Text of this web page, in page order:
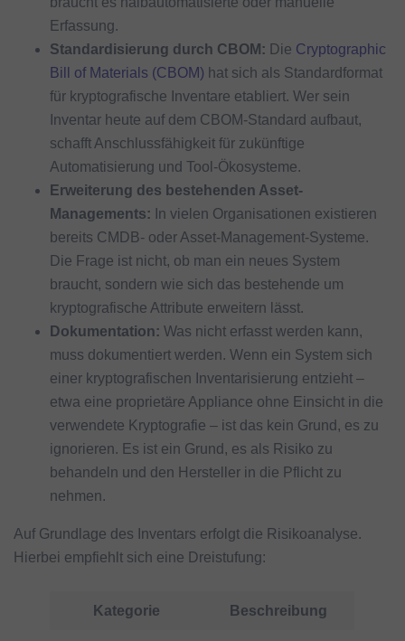
Erfassung.
Standardisierung durch CBOM: Die Cryptographic
Bill of Materials (CBOM) hat sich als Standardformat
für kryptografische Inventare etabliert. Wer sein
Inventar heute auf dem CBOM-Standard aufbaut,
schafft Anschlussfähigkeit für zukünftige
Automatisierung und Tool-Ökosysteme.
Erweiterung des bestehenden Asset-
Managements: In vielen Organisationen existieren
bereits CMDB- oder Asset-Management-Systeme.
Die Frage ist nicht, ob man ein neues System
braucht, sondern wie sich das bestehende um
kryptografische Attribute erweitern lässt.
Dokumentation: Was nicht erfasst werden kann,
muss dokumentiert werden. Wenn ein System sich
einer kryptografischen Inventarisierung entzieht –
etwa eine proprietäre Appliance ohne Einsicht in die
verwendete Kryptografie – ist das kein Grund, es zu
ignorieren. Es ist ein Grund, es als Risiko zu
behandeln und den Hersteller in die Pflicht zu
nehmen.
Auf Grundlage des Inventars erfolgt die Risikoanalyse.
Hierbei empfiehlt sich eine Dreistufung:
Kategorie Beschreibung